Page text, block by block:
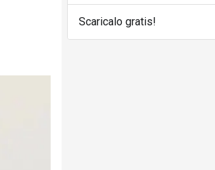
Scaricalo gratis!